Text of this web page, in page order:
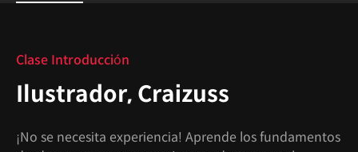
Clase Introducción
Ilustrador, Craizuss
¡No se necesita experiencia! Aprende los fundamentos